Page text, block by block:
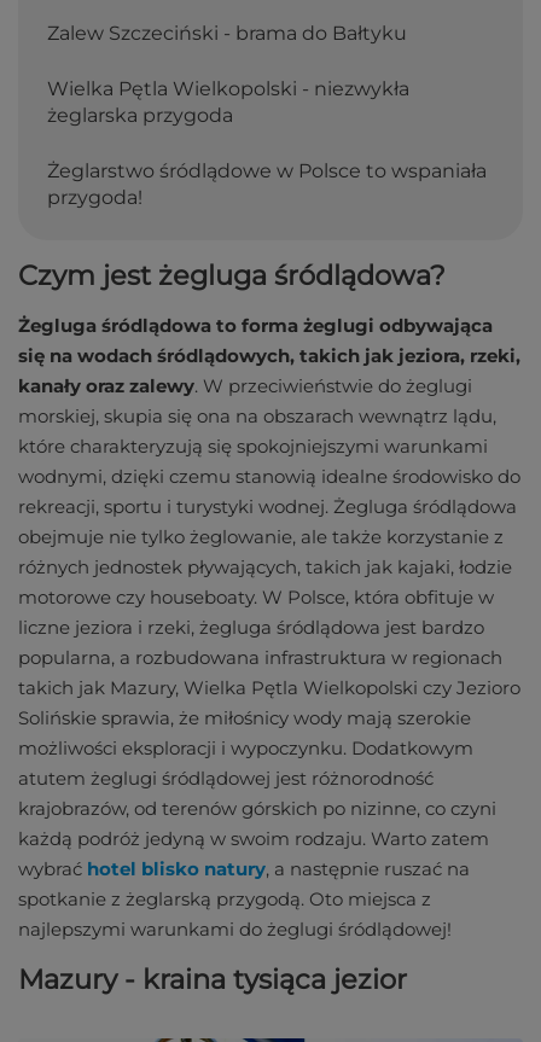
Zalew Szczeciński - brama do Bałtyku
Wielka Pętla Wielkopolski - niezwykła
żeglarska przygoda
Żeglarstwo śródlądowe w Polsce to wspaniała
przygoda!
Czym jest żegluga śródlądowa?
Żegluga śródlądowa to forma żeglugi odbywająca
się na wodach śródlądowych, takich jak jeziora, rzeki,
kanały oraz zalewy. W przeciwieństwie do żeglugi
morskiej, skupia się ona na obszarach wewnątrz lądu,
które charakteryzują się spokojniejszymi warunkami
wodnymi, dzięki czemu stanowią idealne środowisko do
rekreacji, sportu i turystyki wodnej. Żegluga śródlądowa
obejmuje nie tylko żeglowanie, ale także korzystanie z
różnych jednostek pływających, takich jak kajaki, łodzie
motorowe czy houseboaty. W Polsce, która obfituje w
liczne jeziora i rzeki, żegluga śródlądowa jest bardzo
popularna, a rozbudowana infrastruktura w regionach
takich jak Mazury, Wielka Pętla Wielkopolski czy Jezioro
Solińskie sprawia, że miłośnicy wody mają szerokie
możliwości eksploracji i wypoczynku. Dodatkowym
atutem żeglugi śródlądowej jest różnorodność
krajobrazów, od terenów górskich po nizinne, co czyni
każdą podróż jedyną w swoim rodzaju. Warto zatem
wybrać hotel blisko natury, a następnie ruszać na
spotkanie z żeglarską przygodą. Oto miejsca z
najlepszymi warunkami do żeglugi śródlądowej!
Mazury - kraina tysiąca jezior